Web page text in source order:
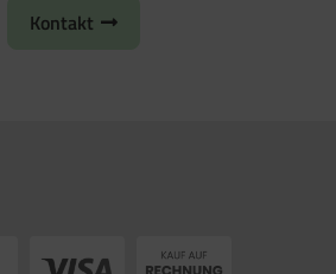
Kontakt